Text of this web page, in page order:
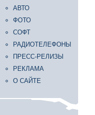
АВТО
ФОТО
СОФТ
РАДИОТЕЛЕФОНЫ
ПРЕСС-РЕЛИЗЫ
РЕКЛАМА
О САЙТЕ